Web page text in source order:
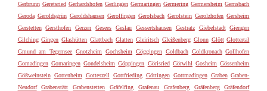
Gerbrunn Geretsried Gerhardshofen Gerlingen Germaringen Germering Germersheim Gernsbach
Geroda Geroldsgrün Geroldshausen Gerolfingen Gerolsbach Gerolstein Gerolzhofen Gersheim
Gerstetten
Gersthofen Gerzen Gesees Geslau Gessertshausen Gestratz Giebelstadt
Giengen
Gilching Gingen Glashütten Glattbach Glatten Gleiritsch Gleißenberg Glonn Glött Glottertal
Gmund am Tegernsee Gnotzheim Gochsheim Göggingen Goldbach Goldkronach Gollhofen
Gomadingen Gomaringen Gondelsheim Göppingen Görisried Görwihl Gosheim Gössenheim
Gößweinstein Gottenheim Gotteszell Gottfrieding Göttingen Gottmadingen Graben Graben-
Neudorf
Grabenstätt Grabenstetten Gräfelfing Grafenau Grafenberg Gräfenberg
Gräfendorf